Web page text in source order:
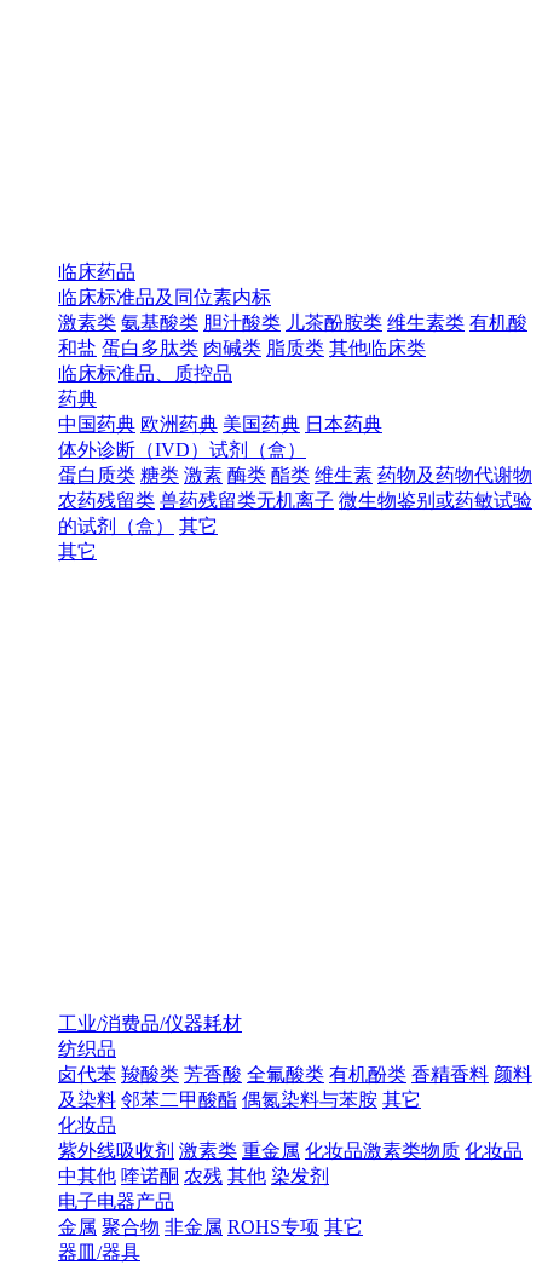
临床药品
临床标准品及同位素内标
激素类 氨基酸类 胆汁酸类 儿茶酚胺类 维生素类 有机酸
和盐 蛋白多肽类 肉碱类 脂质类 其他临床类
临床标准品、质控品
药典
中国药典 欧洲药典 美国药典 日本药典
体外诊断（IVD）试剂（盒）
蛋白质类 糖类 激素 酶类 酯类 维生素 药物及药物代谢物
农药残留类 兽药残留类无机离子 微生物鉴别或药敏试验
的试剂（盒）
其它
其它
工业/消费品/仪器耗材
纺织品
卤代苯 羧酸类 芳香酸 全氟酸类 有机酚类 香精香料 颜料
及染料 邻苯二甲酸酯 偶氮染料与苯胺 其它
化妆品
紫外线吸收剂 激素类 重金属 化妆品激素类物质 化妆品
中其他 喹诺酮 农残 其他 染发剂
电子电器产品
金属 聚合物 非金属 ROHS专项 其它
器皿/器具